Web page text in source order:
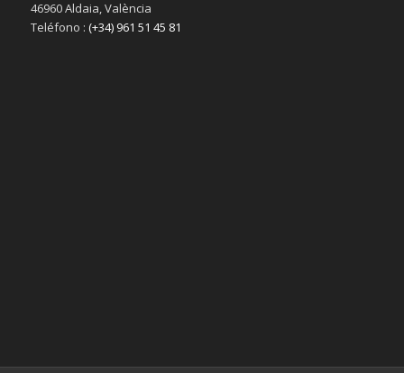
46960 Aldaia, València
Teléfono : (+34) 961 51 45 81